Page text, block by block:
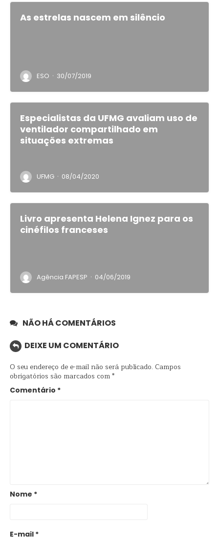
As estrelas nascem em silêncio
ESO · 30/07/2019
Especialistas da UFMG avaliam uso de
ventilador compartilhado em
situações extremas
UFMG · 08/04/2020
Livro apresenta Helena Ignez para os
cinéfilos franceses
Agência FAPESP · 04/06/2019
NÃO HÁ COMENTÁRIOS
DEIXE UM COMENTÁRIO
O seu endereço de e-mail não será publicado. Campos
obrigatórios são marcados com*
Comentário *
Nome *
E-mail *